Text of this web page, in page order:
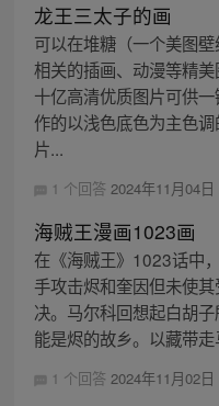
龙王三太子的画
可以在堆糖（一个美图
相关的插画、动漫等精
十亿高清优质图片可供
作的以浅色底色为主色
片...
1 个回答 2024年11月04日
海贼王漫画1023画
在《海贼王》1023话中
手攻击烬和奎因但未使
决。马尔科回想起白胡
能是烬的故乡。以藏带
1 个回答 2024年11月02日